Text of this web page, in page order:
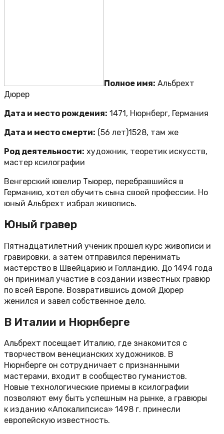
Полное имя: Альбрехт
Дюрер
Дата и место рождения: 1471, Нюрнберг, Германия
Дата и место смерти: (56 лет)1528, там же
Род деятельности: художник, теоретик искусств,
мастер ксилографии
Венгерский ювелир Тьюрер, перебравшийся в
Германию, хотел обучить сына своей профессии. Но
юный Альбрехт избрал живопись.
Юный гравер
Пятнадцатилетний ученик прошел курс живописи и
гравировки, а затем отправился перенимать
мастерство в Швейцарию и Голландию. До 1494 года
он принимал участие в создании известных гравюр
по всей Европе. Возвратившись домой Дюрер
женился и завел собственное дело.
В Италии и Нюрнберге
Альбрехт посещает Италию, где знакомится с
творчеством венецианских художников. В
Нюрнберге он сотрудничает с признанными
мастерами, входит в сообщество гуманистов.
Новые технологические приемы в ксилографии
позволяют ему быть успешным на рынке, а гравюры
к изданию «Апокалипсиса» 1498 г. принесли
европейскую известность.